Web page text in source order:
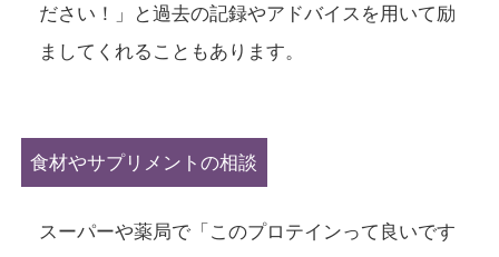
ださい！」と過去の記録やアドバイスを用いて励
ましてくれることもあります。
食材やサプリメントの相談
スーパーや薬局で「このプロテインって良いです